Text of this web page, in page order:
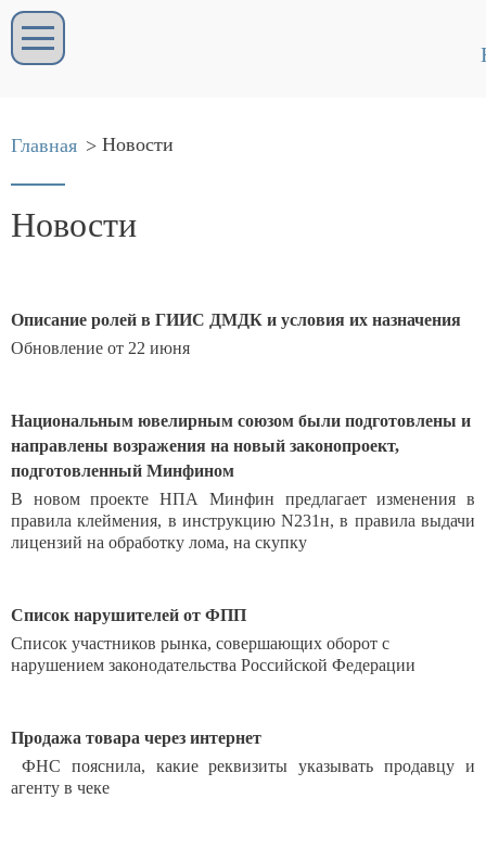
Главная > Новости
Новости
Описание ролей в ГИИС ДМДК и условия их назначения
Обновление от 22 июня
Национальным ювелирным союзом были подготовлены и
направлены возражения на новый законопроект,
подготовленный Минфином
В новом проекте НПА Минфин предлагает изменения в
правила клеймения, в инструкцию N231н, в правила выдачи
лицензий на обработку лома, на скупку
Список нарушителей от ФПП
Список участников рынка, совершающих оборот с
нарушением законодательства Российской Федерации
Продажа товара через интернет
ФНС пояснила, какие реквизиты указывать продавцу и
агенту в чеке